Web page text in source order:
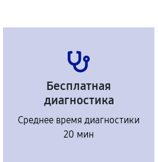
Бесплатная
диагностика
Среднее время диагностики
20 мин